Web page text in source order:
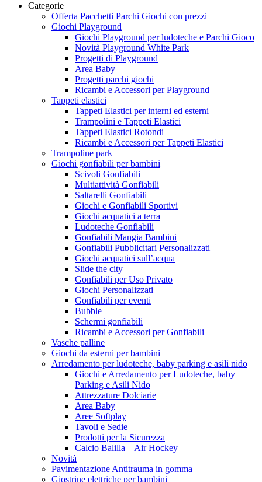
Categorie
Offerta Pacchetti Parchi Giochi con prezzi
Giochi Playground
Giochi Playground per ludoteche e Parchi Gioco
Novità Playground White Park
Progetti di Playground
Area Baby
Progetti parchi giochi
Ricambi e Accessori per Playground
Tappeti elastici
Tappeti Elastici per interni ed esterni
Trampolini e Tappeti Elastici
Tappeti Elastici Rotondi
Ricambi e Accessori per Tappeti Elastici
Trampoline park
Giochi gonfiabili per bambini
Scivoli Gonfiabili
Multiattività Gonfiabili
Saltarelli Gonfiabili
Giochi e Gonfiabili Sportivi
Giochi acquatici a terra
Ludoteche Gonfiabili
Gonfiabili Mangia Bambini
Gonfiabili Pubblicitari Personalizzati
Giochi acquatici sull’acqua
Slide the city
Gonfiabili per Uso Privato
Giochi Personalizzati
Gonfiabili per eventi
Bubble
Schermi gonfiabili
Ricambi e Accessori per Gonfiabili
Vasche palline
Giochi da esterni per bambini
Arredamento per ludoteche, baby parking e asili nido
Giochi e Arredamento per Ludoteche, baby
Parking e Asili Nido
Attrezzature Dolciarie
Area Baby
Aree Softplay
Tavoli e Sedie
Prodotti per la Sicurezza
Calcio Balilla – Air Hockey
Novità
Pavimentazione Antitrauma in gomma
Giostrine elettriche per bambini